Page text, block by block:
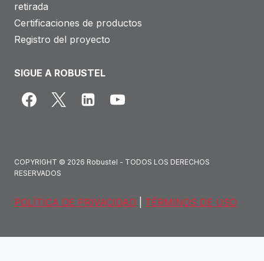
retirada
Certificaciones de productos
Registro del proyecto
SIGUE A ROBUSTEL
COPYRIGHT © 2026 Robustel - TODOS LOS DERECHOS
RESERVADOS
POLÍTICA DE PRIVACIDAD TÉRMINOS DE USO